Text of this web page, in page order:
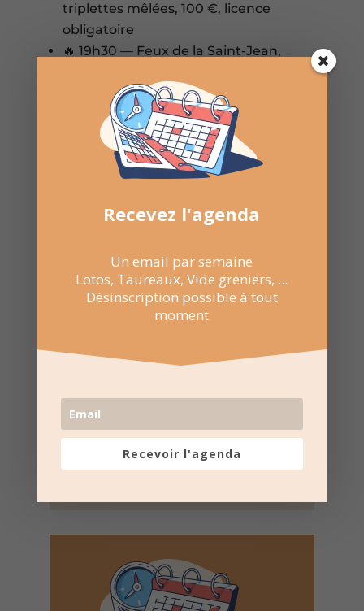
triplettes mêlées, 100 €, licence
obligatoire
🔥 19h30 — Feux de la Saint-Jean,
Partager sur Facebook
Envoyer par WhatsApp
 PAS LES
Suivez lapage Facebook
pour recevoir un résumé
Recevez l'agenda
Un email par semaine
Lotos, Taureaux, Vide greniers, ...
Désinscription possible à tout
moment
Recevoir l'agenda